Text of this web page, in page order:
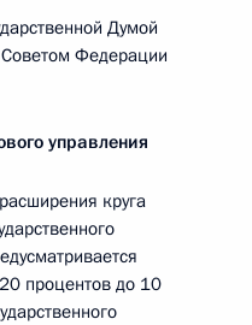
Думой
Федерации
управления
круга
процентов до 10